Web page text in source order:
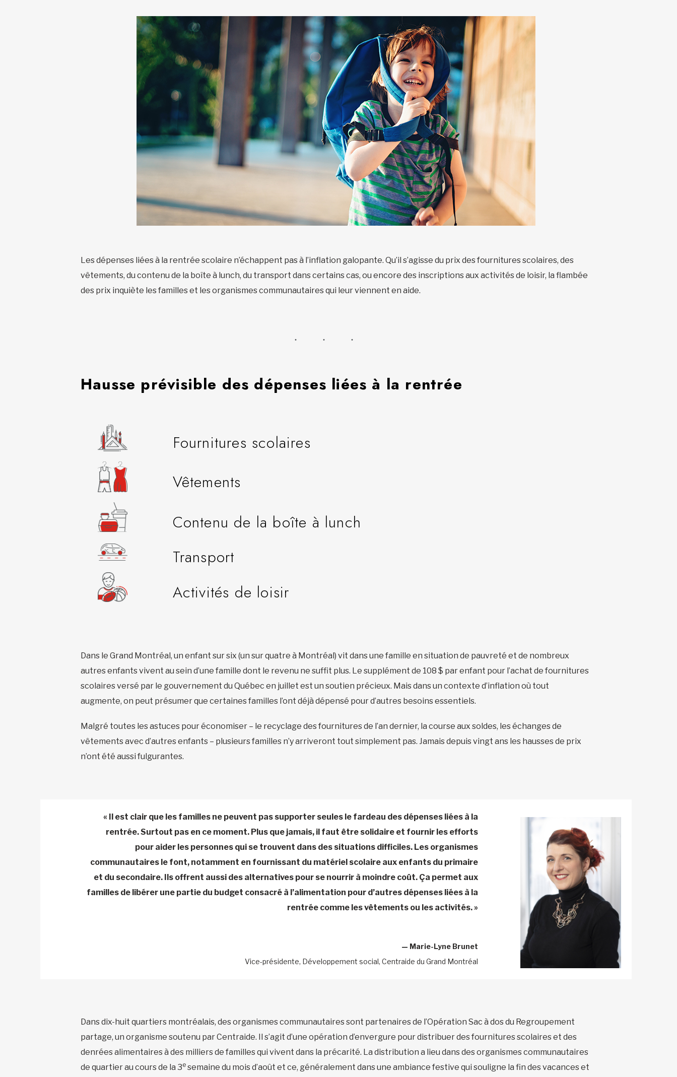
Les dépenses liées à la rentrée scolaire n’échappent pas à l’inflation galopante. Qu’il s’agisse du prix des fournitures scolaires, des
vêtements, du contenu de la boîte à lunch, du transport dans certains cas, ou encore des inscriptions aux activités de loisir, la flambée
des prix inquiète les familles et les organismes communautaires qui leur viennent en aide.
Hausse prévisible des dépenses liées à la rentrée
Fournitures scolaires
Vêtements
Contenu de la boîte à lunch
Transport
Activités de loisir
Dans le Grand Montréal, un enfant sur six (un sur quatre à Montréal) vit dans une famille en situation de pauvreté et de nombreux
autres enfants vivent au sein d’une famille dont le revenu ne suffit plus. Le supplément de 108 $ par enfant pour l’achat de fournitures
scolaires versé par le gouvernement du Québec en juillet est un soutien précieux. Mais dans un contexte d’inflation où tout
augmente, on peut présumer que certaines familles l’ont déjà dépensé pour d’autres besoins essentiels.
Malgré toutes les astuces pour économiser – le recyclage des fournitures de l’an dernier, la course aux soldes, les échanges de
vêtements avec d’autres enfants – plusieurs familles n’y arriveront tout simplement pas. Jamais depuis vingt ans les hausses de prix
n’ont été aussi fulgurantes.
« Il est clair que les familles ne peuvent pas supporter seules le fardeau des dépenses liées à la
rentrée. Surtout pas en ce moment. Plus que jamais, il faut être solidaire et fournir les efforts
pour aider les personnes qui se trouvent dans des situations difficiles. Les organismes
communautaires le font, notamment en fournissant du matériel scolaire aux enfants du primaire
et du secondaire. Ils offrent aussi des alternatives pour se nourrir à moindre coût. Ça permet aux
familles de libérer une partie du budget consacré à l’alimentation pour d’autres dépenses liées à la
rentrée comme les vêtements ou les activités. »
— Marie-Lyne Brunet
Vice-présidente, Développement social, Centraide du Grand Montréal
Dans dix-huit quartiers montréalais, des organismes communautaires sont partenaires de l’Opération Sac à dos du Regroupement
partage, un organisme soutenu par Centraide. Il s’agit d’une opération d’envergure pour distribuer des fournitures scolaires et des
denrées alimentaires à des milliers de familles qui vivent dans la précarité. La distribution a lieu dans des organismes communautaires
de quartier au cours de la 3e semaine du mois d’août et ce, généralement dans une ambiance festive qui souligne la fin des vacances et